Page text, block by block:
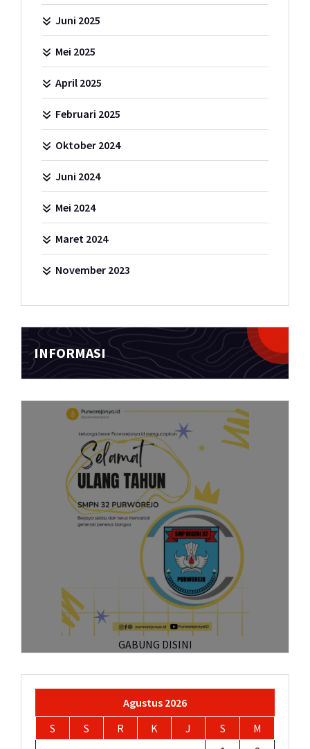
Juni 2025
Mei 2025
April 2025
Februari 2025
Oktober 2024
Juni 2024
Mei 2024
Maret 2024
November 2023
INFORMASI
GABUNG DISINI
Agustus 2026
S
S R K J S
M